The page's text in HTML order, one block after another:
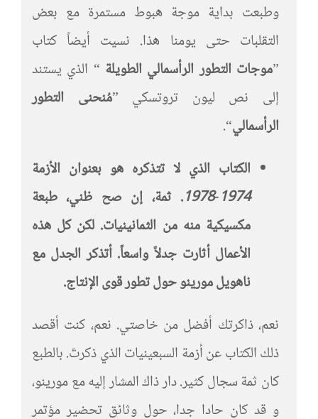
وطبعت بداية موجة هبوط مستمرة مع بعض
التقلبات حتى يومنا هذا. نسيت أيضاً كتاب
”موجات التطور الرأسمالي الطويلة “ الذي يستند
إلى نص ليون تروتسكي ”مُنحنى التطور
الرأسمالي“.
الكتاب الذي لا تتذكره هو بعنوان الأزمة
1974-1978
. ثمة، إن صح ظني، طبعة
مكسيكية منه من الثمانينيات. لكن كل هذه
الأعمال أثارت جدلاً واسعاً. أتذكر الجدل مع
ناهويل مورينو حول تطور قوى الإنتاج.
نعم، ذاكرتك أفضل من خاصتي. نعم، كنت أقصد
ذلك الكتاب عن أزمة السبعينيات الذي ذكرتَ. بالطبع
كان ثمة سجال كثير. دار ذاك المشار إليه مع مورينو،
و قد كان حادا جدا، حول وثائق تحضير مؤتمر